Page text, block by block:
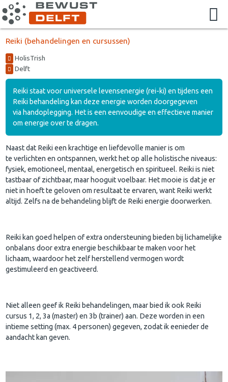
Reiki (behandelingen en cursussen)
HolisTrish
Delft
Reiki staat voor universele levensenergie (rei-ki) en tijdens een
Reiki behandeling kan deze energie worden doorgegeven
via handoplegging. Het is een eenvoudige en effectieve manier
om energie over te dragen.
Naast dat Reiki een krachtige en liefdevolle manier is om
te verlichten en ontspannen, werkt het op alle holistische niveaus:
fysiek, emotioneel, mentaal, energetisch en spiritueel. Reiki is niet
tastbaar of zichtbaar, maar hooguit voelbaar. Het mooie is dat je er
niet in hoeft te geloven om resultaat te ervaren, want Reiki werkt
altijd. Zelfs na de behandeling blijft de Reiki energie doorwerken.
Reiki kan goed helpen of extra ondersteuning bieden bij lichamelijke
onbalans door extra energie beschikbaar te maken voor het
lichaam, waardoor het zelf herstellend vermogen wordt
gestimuleerd en geactiveerd.
Niet alleen geef ik Reiki behandelingen, maar bied ik ook Reiki
cursus 1, 2, 3a (master) en 3b (trainer) aan. Deze worden in een
intieme setting (max. 4 personen) gegeven, zodat ik eenieder de
aandacht kan geven.